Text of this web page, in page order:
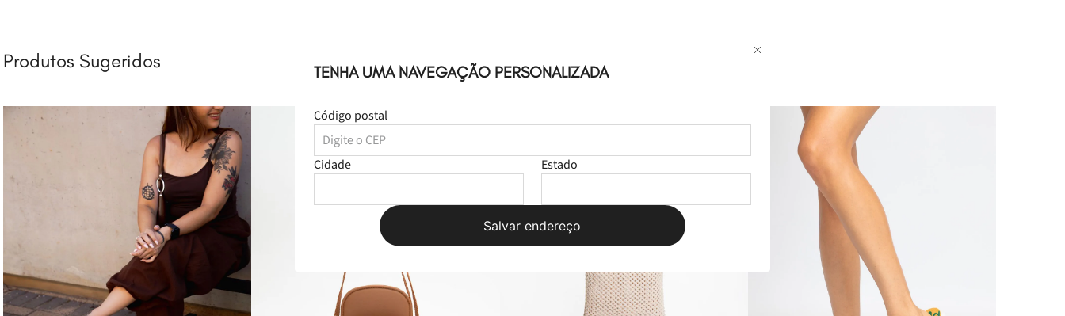
TENHA UMA NAVEGAÇÃO PERSONALIZADA
Código postal
Cidade Estado
Salvar endereço
Produtos Sugeridos